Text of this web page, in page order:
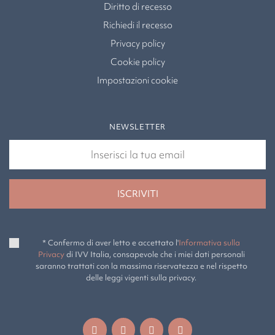
Diritto di recesso
Richiedi il recesso
Privacy policy
Cookie policy
Impostazioni cookie
NEWSLETTER
* Confermo di aver letto e accettato l'Informativa sulla
Privacydi IVV Italia, consapevole che i miei dati personali
saranno trattati con la massima riservatezza e nel rispetto
delle leggi vigenti sulla privacy.